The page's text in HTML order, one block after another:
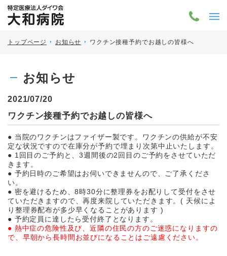
トップページ お知らせ ワクチン接種予約でお越しの皆様へ
お知らせ
2021/07/20
ワクチン接種予約でお越しの皆様へ
● 当院のワクチンはファイザー製です。ワクチンの供給が不安
定な状況ですので在庫分が予約で埋まり次第中止いたします。
● 1回目のご予約と、3週間後の2回目のご予約をさせていただ
きます。
● 予約日時のご希望はお伺いできませんので、ご了承くださ
い。
● 密を避けるため、8時30分に整理券をお配りして受付をさせ
ていただきますので、再度来院していただきます。( 天候によ
り整理券配布が多少早くなることがあります )
● 予約定員に達したら受付終了となります。
● 熱中症の危険性及び、近隣の住民の方のご迷惑になりますの
で、早朝から長時間お並びになることはご遠慮ください。